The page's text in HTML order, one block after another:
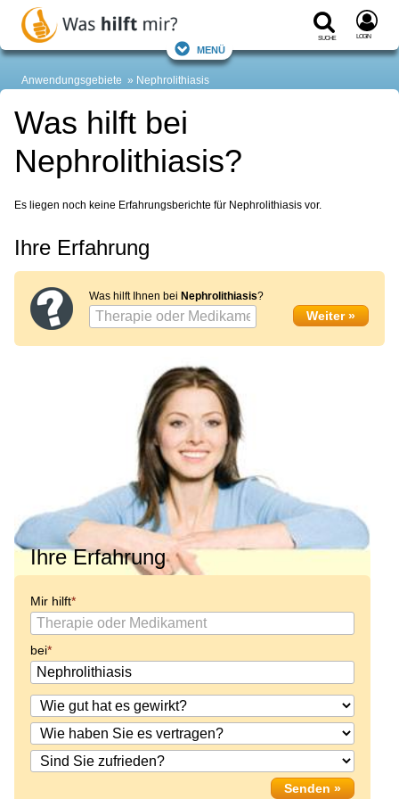
Suche Login
Menü
Anwendungsgebiete Nephrolithiasis
Was hilft bei
Nephrolithiasis?
Es liegen noch keine Erfahrungsberichte für Nephrolithiasis vor.
Ihre Erfahrung
Was hilft Ihnen bei Nephrolithiasis?
Ihre Erfahrung
Mir hilft
bei